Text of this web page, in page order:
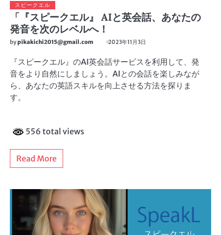
スピークエル
「『スピークエル』 AIと英会話、あなたの
発音を次のレベルへ！
bypikakichi2015@gmail.com 2023年11月3日
『スピークエル』のAI英会話サービスを利用して、発
音をより自然にしましょう。AIとの会話を楽しみなが
ら、あなたの英語スキルを向上させる方法を探りま
す。
556 total views
Read More